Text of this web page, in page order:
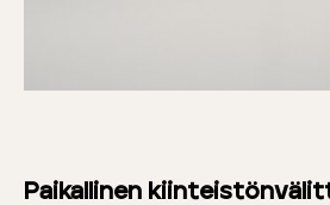
Paikallinen